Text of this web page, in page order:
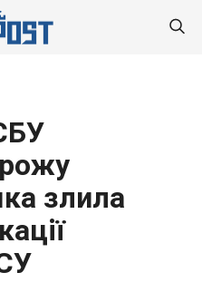
злила